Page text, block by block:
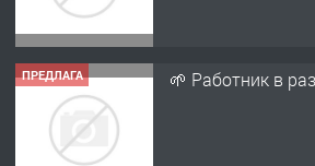
ПРЕДЛАГА Търсим